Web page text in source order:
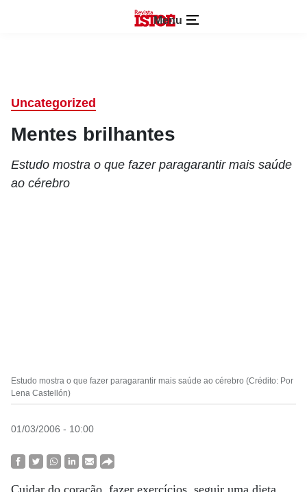
Menu
Uncategorized
Mentes brilhantes
Estudo mostra o que fazer paragarantir mais saúde
ao cérebro
Estudo mostra o que fazer paragarantir mais saúde ao cérebro (Crédito: Por
Lena Castellón)
01/03/2006 - 10:00
Cuidar do coração, fazer exercícios, seguir uma dieta